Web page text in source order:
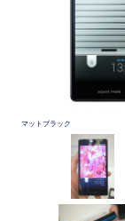
マットブラック